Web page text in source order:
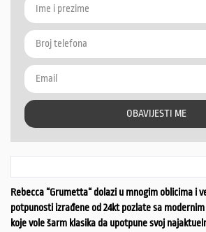
OBAVIJESTI ME
Rebecca “Grumetta“ dolazi u mnogim oblicima i
potpunosti izrađene od 24kt pozlate sa
koje vole šarm klasika da upotpune svoj